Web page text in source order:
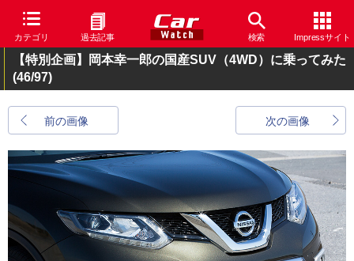
カテゴリ 過去記事 検索 Impressサイト
【特別企画】岡本幸一郎の国産SUV（4WD）に乗ってみた
(46/97)
前の画像 次の画像